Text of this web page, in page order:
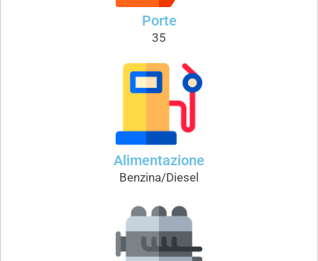
Porte
35
Alimentazione
Benzina/Diesel